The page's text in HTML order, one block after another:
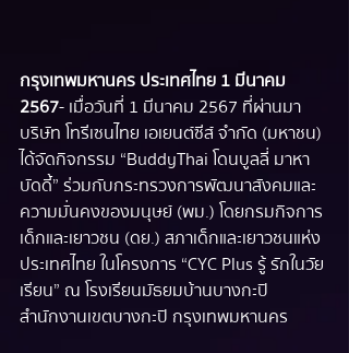
กรุงเทพมหานคร ประเทศไทย 1 มีนาคม
2567 - เมื่อวันที่ 1 มีนาคม 2567 ที่ผ่านมา
บริษัท โทรีเซนไทย เอเยนต์ซีส์ จำกัด (มหาชน)
ได้จัดกิจกรรม “BuddyThai โดนบูลลี่ มาหา
บัดดี้” ร่วมกับกระทรวงการพัฒนาสังคมและ
ความมั่นคงของมนุษย์ (พม.) โดยกรมกิจการ
เด็กและเยาวชน (ดย.) สภาเด็กและเยาวชนแห่ง
ประเทศไทย ในโครงการ “CYC Plus รู้ รักในวัย
เรียน” ณ โรงเรียนมัธยมบ้านบางกะปิ
สำนักงานเขตบางกะปิ กรุงเทพมหานคร